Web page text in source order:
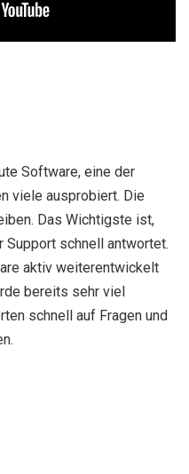
Software, eine der
viele ausprobiert. Die
Das Wichtigste ist,
schnell antwortet.
aktiv weiterentwickelt
bereits sehr viel
schnell auf Fragen und